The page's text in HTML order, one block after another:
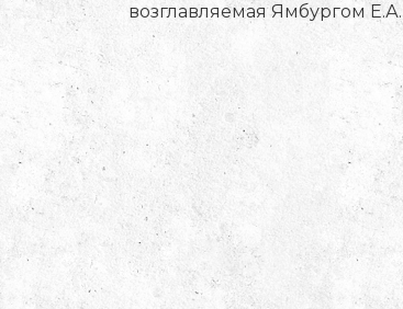
возглавляемая Ямбургом